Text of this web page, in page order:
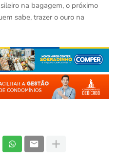
na bagagem, o próximo
sabe, trazer o ouro na